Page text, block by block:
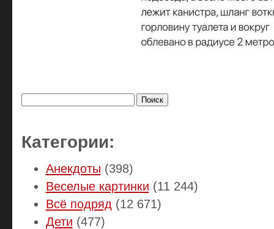
Категории:
Анекдоты (398)
Веселые картинки (11 244)
Всё подряд (12 671)
Дети (477)